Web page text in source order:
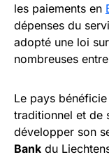
les paiements en
dépenses du
adopté une loi
nombreuses
Le pays
traditionnel et de
développer son
Bank du